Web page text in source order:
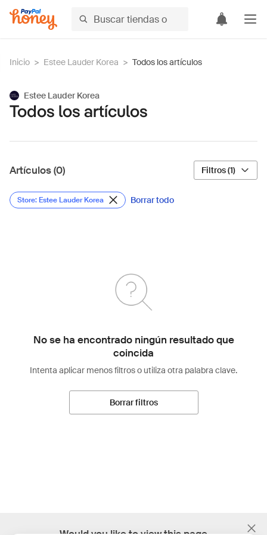
Inicio > Estee Lauder Korea > Todos los artículos
Estee Lauder Korea
Todos los artículos
Artículos (0) Filtros (1)
Store: Estee Lauder Korea Borrar todo
No se ha encontrado ningún resultado que
coincida
Intenta aplicar menos filtros o utiliza otra palabra clave.
Borrar filtros